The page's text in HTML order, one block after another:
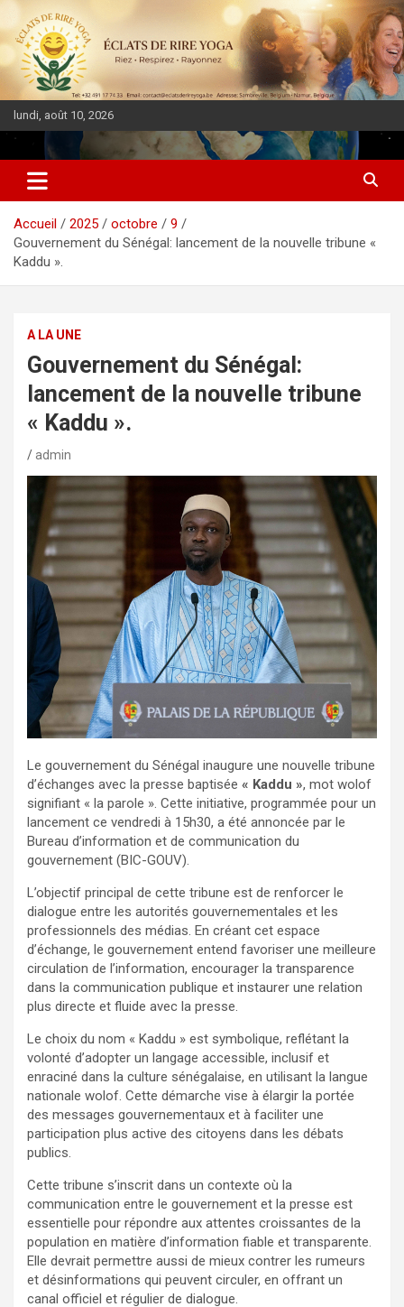
lundi, août 10, 2026
DIASPORA PULSE
Accueil 2025 octobre
9
Gouvernement du Sénégal: lancement de la nouvelle tribune «
Kaddu ».
A LA UNE
Gouvernement du Sénégal:
lancement de la nouvelle tribune
« Kaddu ».
admin
Le gouvernement du Sénégal inaugure une nouvelle tribune
d’échanges avec la presse baptisée « Kaddu », mot wolof
signifiant « la parole ». Cette initiative, programmée pour un
lancement ce vendredi à 15h30, a été annoncée par le
Bureau d’information et de communication du
gouvernement (BIC-GOUV).
L’objectif principal de cette tribune est de renforcer le
dialogue entre les autorités gouvernementales et les
professionnels des médias. En créant cet espace
d’échange, le gouvernement entend favoriser une meilleure
circulation de l’information, encourager la transparence
dans la communication publique et instaurer une relation
plus directe et fluide avec la presse.
Le choix du nom « Kaddu » est symbolique, reflétant la
volonté d’adopter un langage accessible, inclusif et
enraciné dans la culture sénégalaise, en utilisant la langue
nationale wolof. Cette démarche vise à élargir la portée
des messages gouvernementaux et à faciliter une
participation plus active des citoyens dans les débats
publics.
Cette tribune s’inscrit dans un contexte où la
communication entre le gouvernement et la presse est
essentielle pour répondre aux attentes croissantes de la
population en matière d’information fiable et transparente.
Elle devrait permettre aussi de mieux contrer les rumeurs
et désinformations qui peuvent circuler, en offrant un
canal officiel et régulier de dialogue.